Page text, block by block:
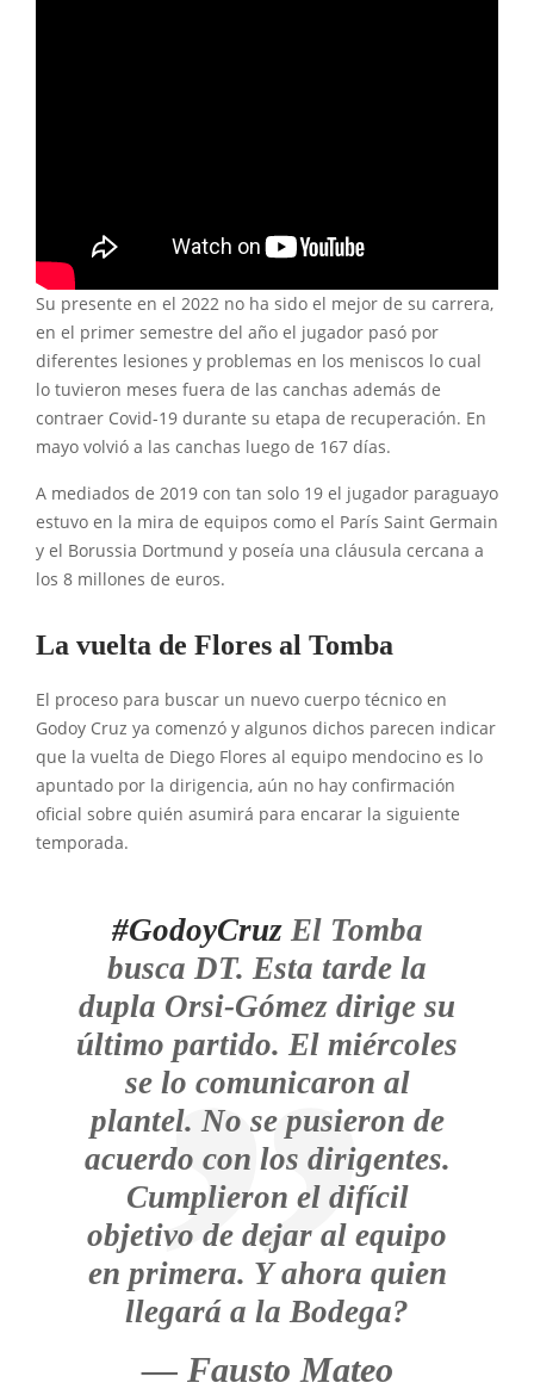
Su presente en el 2022 no ha sido el mejor de su carrera,
en el primer semestre del año el jugador pasó por
diferentes lesiones y problemas en los meniscos lo cual
lo tuvieron meses fuera de las canchas además de
contraer Covid-19 durante su etapa de recuperación. En
mayo volvió a las canchas luego de 167 días.
A mediados de 2019 con tan solo 19 el jugador paraguayo
estuvo en la mira de equipos como el París Saint Germain
y el Borussia Dortmund y poseía una cláusula cercana a
los 8 millones de euros.
La vuelta de Flores al Tomba
El proceso para buscar un nuevo cuerpo técnico en
Godoy Cruz ya comenzó y algunos dichos parecen indicar
que la vuelta de Diego Flores al equipo mendocino es lo
apuntado por la dirigencia, aún no hay confirmación
oficial sobre quién asumirá para encarar la siguiente
temporada.
#GodoyCruzEl Tomba
busca DT. Esta tarde la
dupla Orsi-Gómez dirige su
último partido. El miércoles
se lo comunicaron al
plantel. No se pusieron de
acuerdo con los dirigentes.
Cumplieron el difícil
objetivo de dejar al equipo
en primera. Y ahora quien
llegará a la Bodega?
— Fausto Mateo